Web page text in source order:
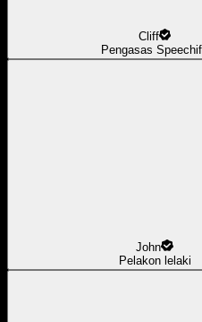
Cliff
Pengasas
John
Pelakon lelaki